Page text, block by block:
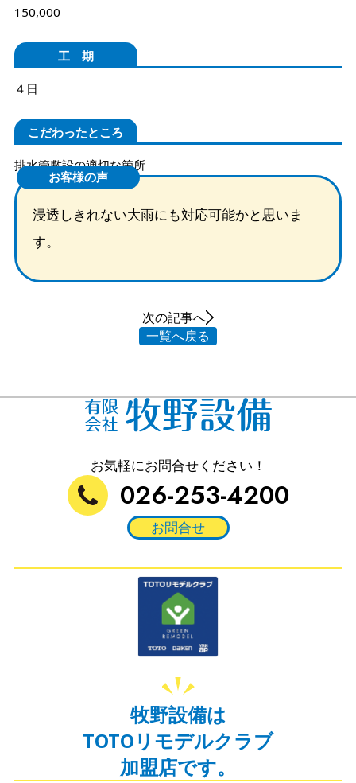
150,000
工 期
４日
こだわったところ
排水管敷設の適切な箇所
お客様の声
浸透しきれない大雨にも対応可能かと思いま
す。
次の記事へ
一覧へ戻る
お気軽にお問合せください！
026-253-4200
お問合せ
牧野設備は
TOTOリモデルクラブ
加盟店です。